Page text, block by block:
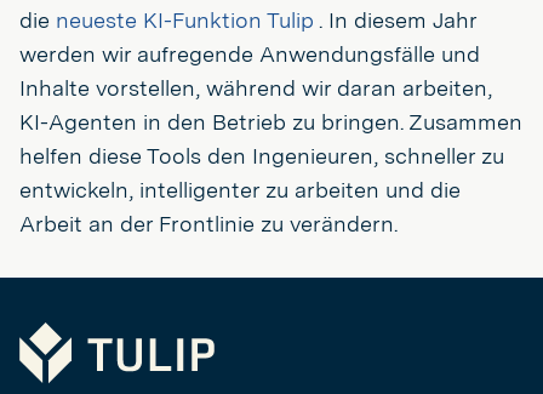
die neueste KI-Funktion Tulip . In diesem Jahr
werden wir aufregende Anwendungsfälle und
Inhalte vorstellen, während wir daran arbeiten,
KI-Agenten in den Betrieb zu bringen. Zusammen
helfen diese Tools den Ingenieuren, schneller zu
entwickeln, intelligenter zu arbeiten und die
Arbeit an der Frontlinie zu verändern.
Tulip